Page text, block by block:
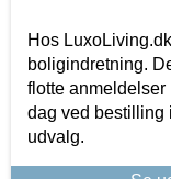
Hos
boligindretning.
flotte
dag ved bestilling
udvalg.